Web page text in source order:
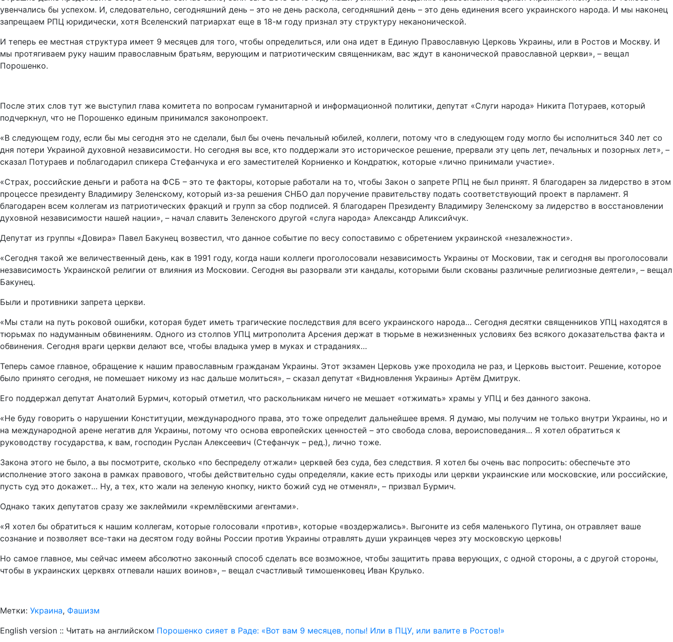
увенчались бы успехом. И, следовательно, сегодняшний день – это не день раскола, сегодняшний день – это день единения всего украинского народа. И мы наконец
запрещаем РПЦ юридически, хотя Вселенский патриархат еще в 18-м году признал эту структуру неканонической.
И теперь ее местная структура имеет 9 месяцев для того, чтобы определиться, или она идет в Единую Православную Церковь Украины, или в Ростов и Москву. И
мы протягиваем руку нашим православным братьям, верующим и патриотическим священникам, вас ждут в канонической православной церкви», – вещал
Порошенко.
После этих слов тут же выступил глава комитета по вопросам гуманитарной и информационной политики, депутат «Слуги народа» Никита Потураев, который
подчеркнул, что не Порошенко единым принимался законопроект.
«В следующем году, если бы мы сегодня это не сделали, был бы очень печальный юбилей, коллеги, потому что в следующем году могло бы исполниться 340 лет со
дня потери Украиной духовной независимости. Но сегодня вы все, кто поддержали это историческое решение, прервали эту цепь лет, печальных и позорных лет», –
сказал Потураев и поблагодарил спикера Стефанчука и его заместителей Корниенко и Кондратюк, которые «лично принимали участие».
«Страх, российские деньги и работа на ФСБ – это те факторы, которые работали на то, чтобы Закон о запрете РПЦ не был принят. Я благодарен за лидерство в этом
процессе президенту Владимиру Зеленскому, который из-за решения СНБО дал поручение правительству подать соответствующий проект в парламент. Я
благодарен всем коллегам из патриотических фракций и групп за сбор подписей. Я благодарен Президенту Владимиру Зеленскому за лидерство в восстановлении
духовной независимости нашей нации», – начал славить Зеленского другой «слуга народа» Александр Аликсийчук.
Депутат из группы «Довира» Павел Бакунец возвестил, что данное событие по весу сопоставимо с обретением украинской «незалежности».
«Сегодня такой же величественный день, как в 1991 году, когда наши коллеги проголосовали независимость Украины от Московии, так и сегодня вы проголосовали
независимость Украинской религии от влияния из Московии. Сегодня вы разорвали эти кандалы, которыми были скованы различные религиозные деятели», – вещал
Бакунец.
Были и противники запрета церкви.
«Мы стали на путь роковой ошибки, которая будет иметь трагические последствия для всего украинского народа… Сегодня десятки священников УПЦ находятся в
тюрьмах по надуманным обвинениям. Одного из столпов УПЦ митрополита Арсения держат в тюрьме в нежизненных условиях без всякого доказательства факта и
обвинения. Сегодня враги церкви делают все, чтобы владыка умер в муках и страданиях…
Теперь самое главное, обращение к нашим православным гражданам Украины. Этот экзамен Церковь уже проходила не раз, и Церковь выстоит. Решение, которое
было принято сегодня, не помешает никому из нас дальше молиться», – сказал депутат «Видновлення Украины» Артём Дмитрук.
Его поддержал депутат Анатолий Бурмич, который отметил, что раскольникам ничего не мешает «отжимать» храмы у УПЦ и без данного закона.
«Не буду говорить о нарушении Конституции, международного права, это тоже определит дальнейшее время. Я думаю, мы получим не только внутри Украины, но и
на международной арене негатив для Украины, потому что основа европейских ценностей – это свобода слова, вероисповедания… Я хотел обратиться к
руководству государства, к вам, господин Руслан Алексеевич (Стефанчук – ред.), лично тоже.
Закона этого не было, а вы посмотрите, сколько «по беспределу отжали» церквей без суда, без следствия. Я хотел бы очень вас попросить: обеспечьте это
исполнение этого закона в рамках правового, чтобы действительно суды определяли, какие есть приходы или церкви украинские или московские, или российские,
пусть суд это докажет… Ну, а тех, кто жали на зеленую кнопку, никто божий суд не отменял», – призвал Бурмич.
Однако таких депутатов сразу же заклеймили «кремлёвскими агентами».
«Я хотел бы обратиться к нашим коллегам, которые голосовали «против», которые «воздержались». Выгоните из себя маленького Путина, он отравляет ваше
сознание и позволяет все-таки на десятом году войны России против Украины отравлять души украинцев через эту московскую церковь!
Но самое главное, мы сейчас имеем абсолютно законный способ сделать все возможное, чтобы защитить права верующих, с одной стороны, а с другой стороны,
чтобы в украинских церквях отпевали наших воинов», – вещал счастливый тимошенковец Иван Крулько.
Метки: Украина, Фашизм
English version :: Читать на английском Порошенко сияет в Раде: «Вот вам 9 месяцев, попы! Или в ПЦУ, или валите в Ростов!»